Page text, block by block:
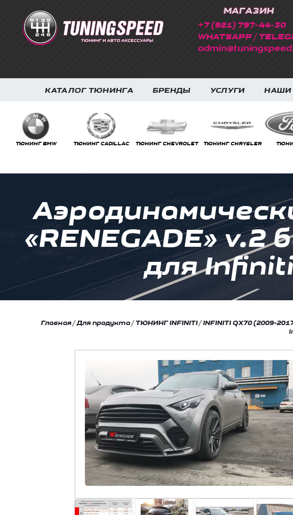
МАГАЗИН
+7 (921) 797-44-30
WHATSAPP /
КАТАЛОГ ТЮНИНГА БРЕНДЫ УСЛУГИ НАШИ
ТЮНИНГ BMW ТЮНИНГ CADILLAC ТЮНИНГ CHEVROLET ТЮНИНГ CHRYSLER
«RENEGADE» v.2
для
Главная /Для продукта /ТЮНИНГ INFINITI /INFINITI QX70 (2009-